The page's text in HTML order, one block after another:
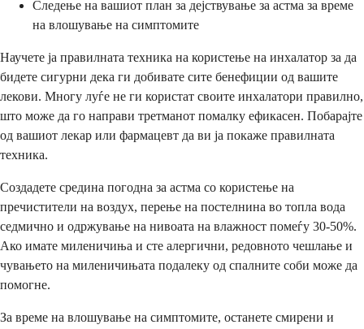
Следење на вашиот план за дејствување за астма за време
на влошување на симптомите
Научете ја правилната техника на користење на инхалатор за да
бидете сигурни дека ги добивате сите бенефиции од вашите
лекови. Многу луѓе не ги користат своите инхалатори правилно,
што може да го направи третманот помалку ефикасен. Побарајте
од вашиот лекар или фармацевт да ви ја покаже правилната
техника.
Создадете средина погодна за астма со користење на
пречистители на воздух, перење на постелнина во топла вода
седмично и одржување на нивоата на влажност помеѓу 30-50%.
Ако имате миленичиња и сте алергични, редовното чешлање и
чувањето на миленичињата подалеку од спалните соби може да
помогне.
За време на влошување на симптомите, останете смирени и